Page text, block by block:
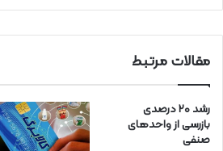
د
مقالات مرتبط
رشد ۲۰ درصدی
بازرسی‌ از واحد‌های
صنفی